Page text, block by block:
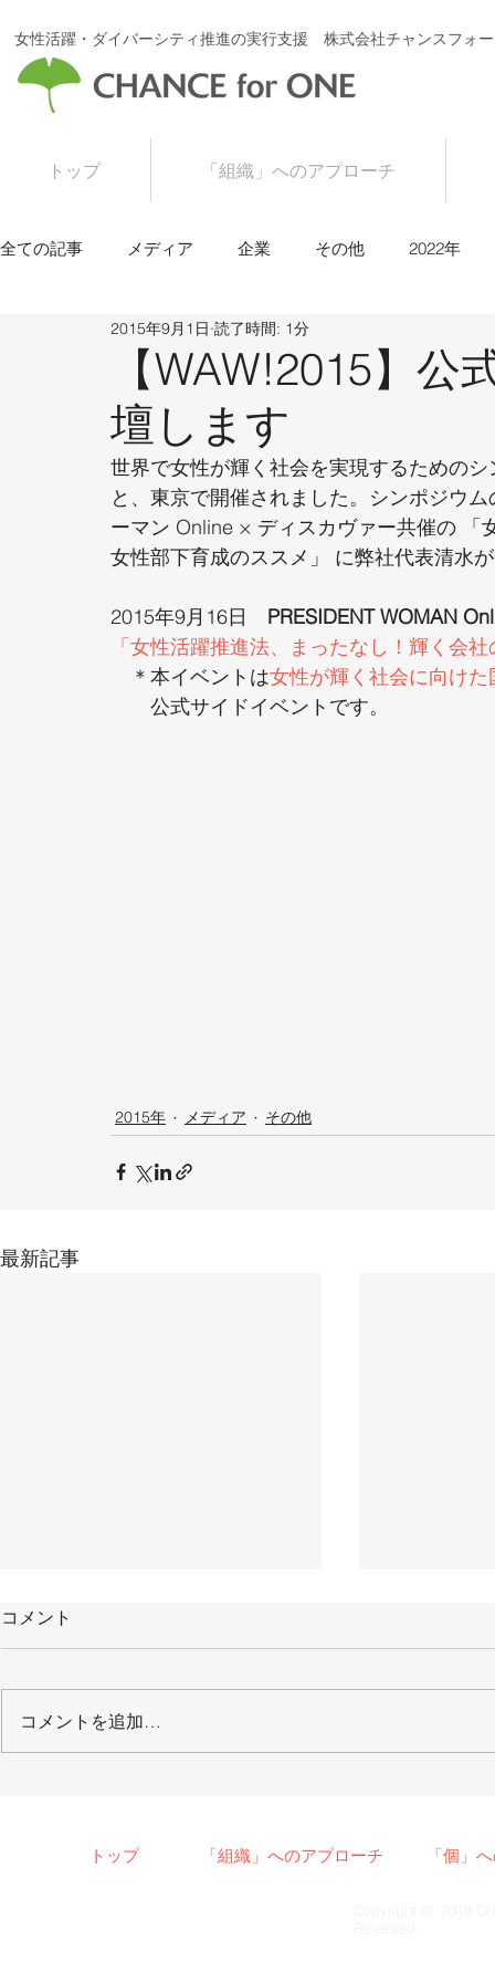
女性活躍・ダイバーシティ推進の実行支援 株式会社チャンスフォ
トップ 「組織」へのアプローチ
全ての記事 メディア 企業 その他 2022年
2015年
【WAW!2015】
壇します
2015年9月1日 読了時間: 1分
世界で女性が輝く社会を実現するための
と、東京で開催されました。シンポジウ
ーマン Online × ディスカヴァー共催の 「
女性部下育成のススメ」 に弊社代表清水
2015年9月16日
PRESIDENT WOMAN
「女性活躍推進法、まったなし！輝く会
＊本イベントは女性が輝く社会に向け
公式サイドイベントです。
2015年 メディア その他
最新記事
コメント
コメントを追加…
「組織」へのアプローチ
トップ 「個」